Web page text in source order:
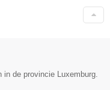
in de provincie Luxemburg.